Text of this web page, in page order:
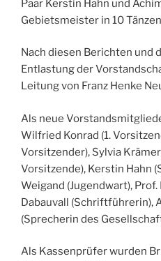
Paar Kerstin Hahn und
Gebietsmeister in 10
Nach diesen Berichten und
Entlastung der
Leitung von Franz Henke
Als neue
Wilfried Konrad (1.
Vorsitzender), Sylvia
Vorsitzende), Kerstin Hahn
Weigand (Jugendwart),
Dabauvall (Schriftführerin),
(Sprecherin des
Als Kassenprüfer wurden